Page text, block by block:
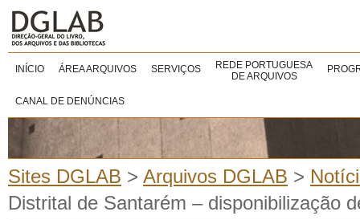
INÍCIO ÁREA ARQUIVOS SERVIÇOS
REDE PORTUGUESA
DE ARQUIVOS
CANAL DE DENÚNCIAS
Sites DGLAB > Arquivos DGLAB >
Distrital de Santarém – disponibilização